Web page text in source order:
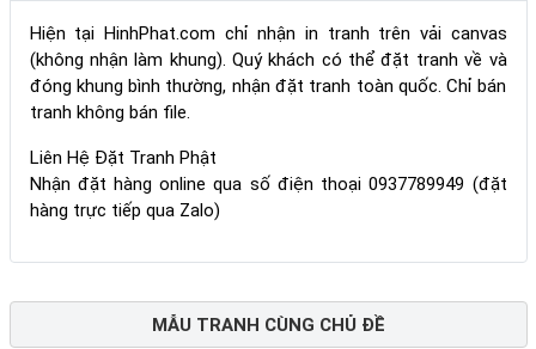
Hiện tại HinhPhat.com chỉ nhận in tranh trên vải canvas
(không nhận làm khung). Quý khách có thể đặt tranh về và
đóng khung bình thường, nhận đặt tranh toàn quốc. Chỉ bán
tranh không bán file.
Liên Hệ Đặt Tranh Phật
Nhận đặt hàng online qua số điện thoại 0937789949 (đặt
hàng trực tiếp qua Zalo)
MẪU TRANH CÙNG CHỦ ĐỀ